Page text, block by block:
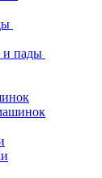
и пады